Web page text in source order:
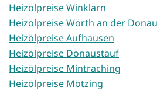
Heizölpreise Winklarn
Heizölpreise Wörth an der Donau
Heizölpreise Aufhausen
Heizölpreise Donaustauf
Heizölpreise Mintraching
Heizölpreise Mötzing